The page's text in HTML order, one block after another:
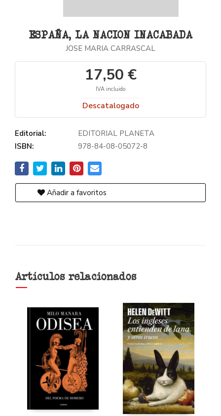
ESPAÑA, LA NACION INACABADA
JOSE MARIA CARRASCAL
17,50 €
IVA incluido
Descatalogado
Editorial:
EDITORIAL PLANETA
ISBN:
978-84-08-05072-8
Añadir a favoritos
Artículos relacionados